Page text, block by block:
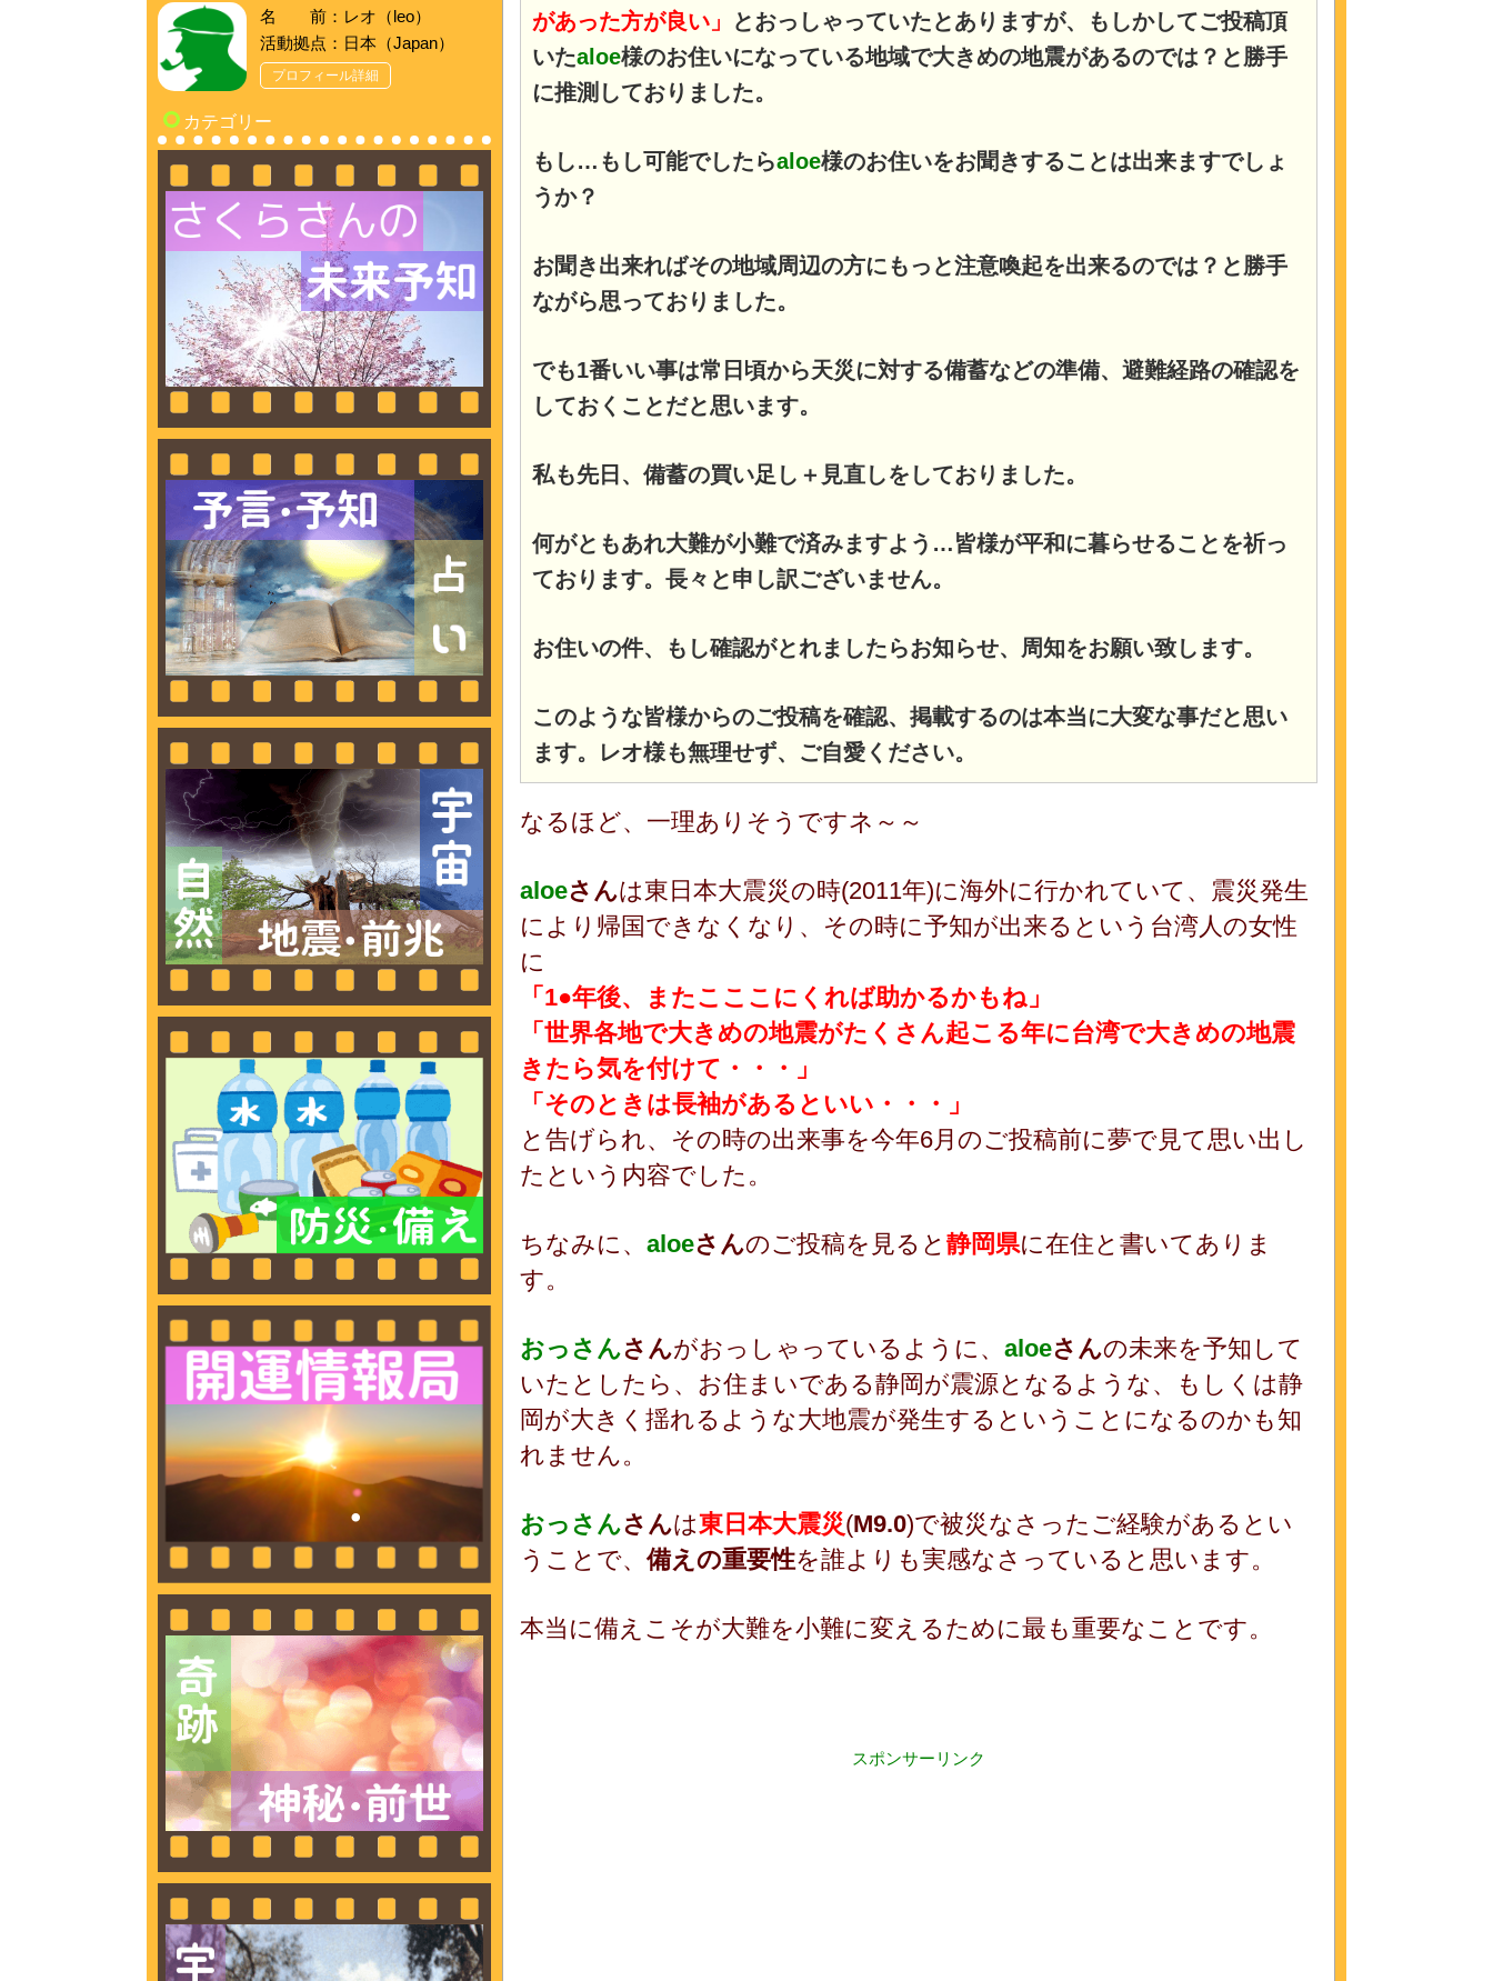
があった方が良い」
とおっしゃっていたとありますが、もしかしてご投稿頂
いたaloe様のお住いになっている地域で大きめの地震があるのでは？と勝手
に推測しておりました。
もし…もし可能でしたらaloe様のお住いをお聞きすることは出来ますでしょ
うか？
お聞き出来ればその地域周辺の方にもっと注意喚起を出来るのでは？と勝手
ながら思っておりました。
でも1番いい事は常日頃から天災に対する備蓄などの準備、避難経路の確認を
しておくことだと思います。
私も先日、備蓄の買い足し＋見直しをしておりました。
何がともあれ大難が小難で済みますよう…皆様が平和に暮らせることを祈っ
ております。長々と申し訳ございません。
お住いの件、もし確認がとれましたらお知らせ、周知をお願い致します。
このような皆様からのご投稿を確認、掲載するのは本当に大変な事だと思い
ます。レオ様も無理せず、ご自愛ください。
なるほど、一理ありそうですネ～～
aloeさんは東日本大震災の時(2011年)に海外に行かれていて、震災発生
により帰国できなくなり、その時に予知が出来るという台湾人の女性
に
「1●年後、またこここにくれば助かるかもね」
「世界各地で大きめの地震がたくさん起こる年に台湾で大きめの地震
きたら気を付けて・・・」
「そのときは長袖があるといい・・・」
と告げられ、その時の出来事を今年6月のご投稿前に夢で見て思い出し
たという内容でした。
ちなみに、 aloeさんのご投稿を見ると 静岡県に在住と書いてありま
す。
おっさんさんがおっしゃっているように、 aloeさんの未来を予知して
いたとしたら、お住まいである静岡が震源となるような、もしくは静
岡が大きく揺れるような大地震が発生するということになるのかも知
れません。
おっさんさんは東日本大震災(M9.0)で被災なさったご経験があるとい
うことで、 備えの重要性を誰よりも実感なさっていると思います。
本当に備えこそが大難を小難に変えるために最も重要なことです。
スポンサーリンク
名 前：レオ（leo）
活動拠点：日本（Japan）
プロフィール詳細
カテゴリー